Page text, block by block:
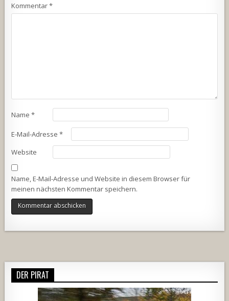
Kommentar*
Name*
E-Mail-Adresse*
Website
Name, E-Mail-Adresse und Website in diesem Browser für
meinen nächsten Kommentar speichern.
DER PIRAT